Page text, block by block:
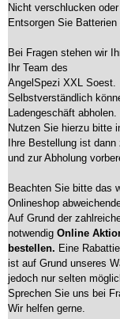
Nicht verschlucken
Entsorgen Sie
Bei Fragen stehen wir
Ihr Team des
AngelSpezi XXL Soest.
Selbstverständlich
Ladengeschäft abholen.
Nutzen Sie hierzu bitte
Ihre Bestellung ist
und zur Abholung
Beachten Sie bitte das
Onlineshop
Auf Grund der
notwendig Online
bestellen. Eine
ist auf Grund unseres
jedoch nur selten
Sprechen Sie uns bei
Wir helfen gerne.